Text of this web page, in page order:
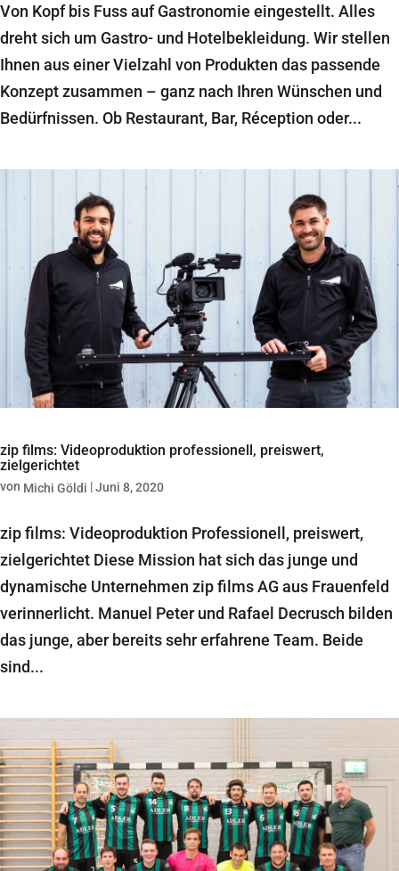
Von Kopf bis Fuss auf Gastronomie eingestellt. Alles
dreht sich um Gastro- und Hotelbekleidung. Wir stellen
Ihnen aus einer Vielzahl von Produkten das passende
Konzept zusammen – ganz nach Ihren Wünschen und
Bedürfnissen. Ob Restaurant, Bar, Réception oder...
zip films: Videoproduktion professionell, preiswert,
zielgerichtet
von Michi Göldi |Juni 8, 2020
zip films: Videoproduktion Professionell, preiswert,
zielgerichtet Diese Mission hat sich das junge und
dynamische Unternehmen zip films AG aus Frauenfeld
verinnerlicht. Manuel Peter und Rafael Decrusch bilden
das junge, aber bereits sehr erfahrene Team. Beide
sind...